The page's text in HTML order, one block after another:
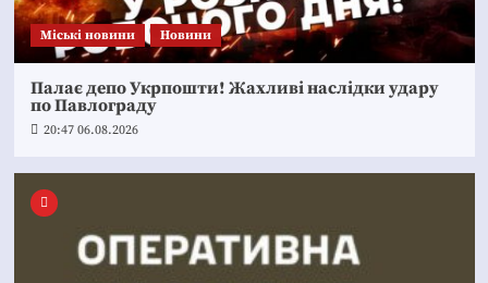
Mіські новини Новини
Палає депо Укрпошти! Жахливі наслідки удару
по Павлограду
20:47 06.08.2026